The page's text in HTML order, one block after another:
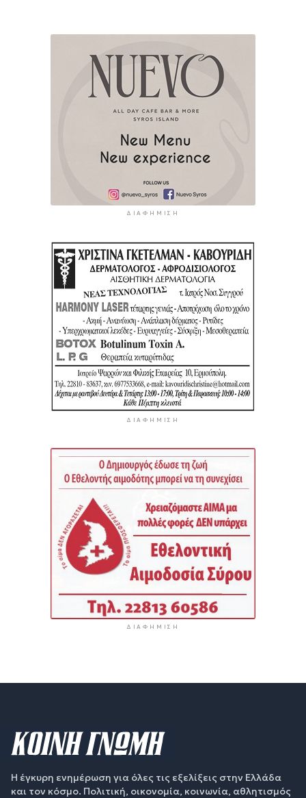
ΔΙΑΦΉΜΙΣΗ
ΔΙΑΦΉΜΙΣΗ
ΔΙΑΦΉΜΙΣΗ
Η έγκυρη ενημέρωση για όλες τις εξελίξεις στην Ελλάδα
και τον κόσμο. Πολιτική, οικονομία, κοινωνία, αθλητισμός